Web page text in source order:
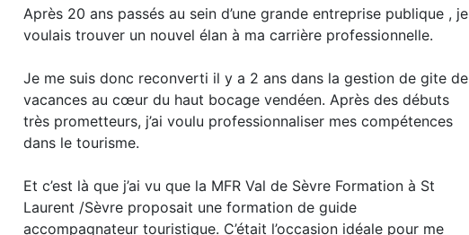
Après 20 ans passés au sein d’une grande entreprise publique , je
voulais trouver un nouvel élan à ma carrière professionnelle.
Je me suis donc reconverti il y a 2 ans dans la gestion de gite de
vacances au cœur du haut bocage vendéen. Après des débuts
très prometteurs, j’ai voulu professionnaliser mes compétences
dans le tourisme.
Et c’est là que j’ai vu que la MFR Val de Sèvre Formation à St
Laurent /Sèvre proposait une formation de guide
accompagnateur touristique. C’était l’occasion idéale pour me
l’expérimentation et les rencontres.
Un poste de Coordinatrice de formation m’a été proposé à la
Je réalise l’accompagnement individuel des stagiaires PREPA
REBOND, anime des ateliers pour la construction de leur projet
professionnel en passant par le travail des compétences clés et
Je créée et j'entretiens des liens avec nos prescripteurs et nos
partenaires.